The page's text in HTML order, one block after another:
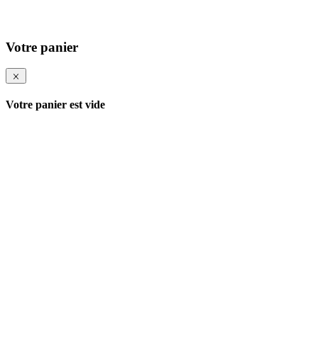
Votre panier
Votre panier est vide